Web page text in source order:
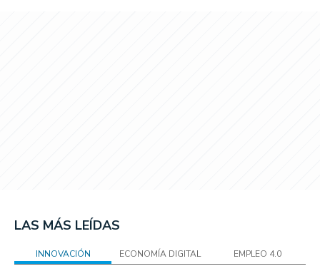
LAS MÁS LEÍDAS
INNOVACIÓN ECONOMÍA DIGITAL EMPLEO 4.0